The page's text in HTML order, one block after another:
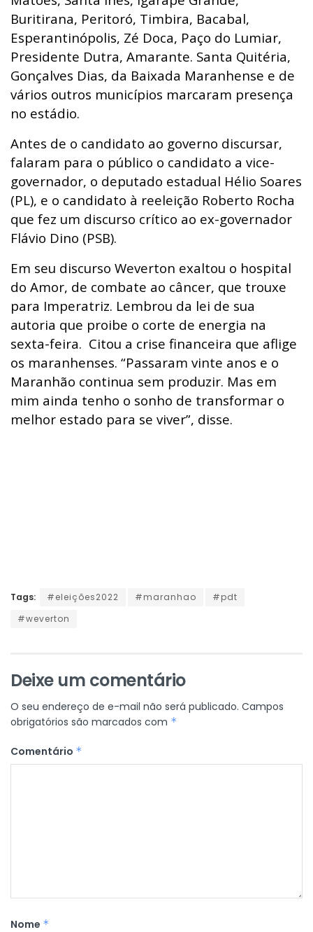
Buritirana, Peritoró, Timbira, Bacabal,
Esperantinópolis, Zé Doca, Paço do Lumiar,
Presidente Dutra, Amarante. Santa Quitéria,
Gonçalves Dias, da Baixada Maranhense e de
vários outros municípios marcaram presença
no estádio.
Antes de o candidato ao governo discursar,
falaram para o público o candidato a vice-
governador, o deputado estadual Hélio Soares
(PL), e o candidato à reeleição Roberto Rocha
que fez um discurso crítico ao ex-governador
Flávio Dino (PSB).
Em seu discurso Weverton exaltou o hospital
do Amor, de combate ao câncer, que trouxe
para Imperatriz. Lembrou da lei de sua
autoria que proibe o corte de energia na
sexta-feira. Citou a crise financeira que aflige
os maranhenses. “Passaram vinte anos e o
Maranhão continua sem produzir. Mas em
mim ainda tenho o sonho de transformar o
melhor estado para se viver”, disse.
Tags: #eleições2022 #maranhao
#pdt
#weverton
Deixe um comentário
O seu endereço de e-mail não será publicado. Campos
obrigatórios são marcados com *
Comentário *
Nome *